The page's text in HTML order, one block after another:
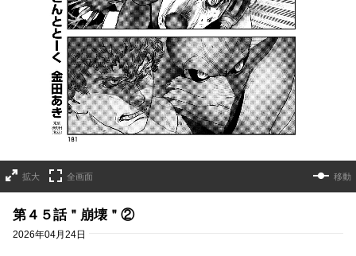
拡大 全画面 移動
第４５話＂崩壊＂②
2026年04月24日